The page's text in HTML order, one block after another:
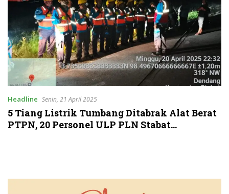
Headline Senin, 21 April 2025
5 Tiang Listrik Tumbang Ditabrak Alat Berat
PTPN, 20 Personel ULP PLN Stabat